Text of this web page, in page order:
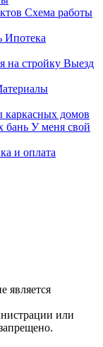
Схема работы
Ипотека
на стройку Выезд
каркасных домов
бань У меня свой
и оплата
является
или